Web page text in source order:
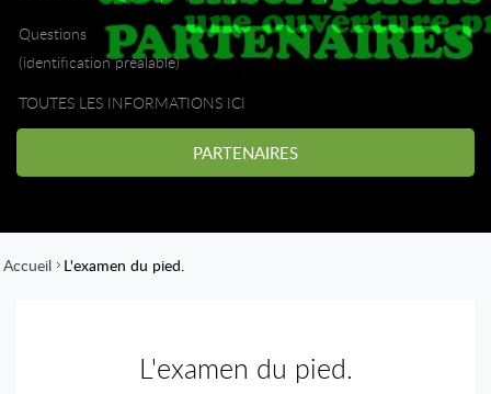
Questions
(identification préalable)
TOUTES LES INFORMATIONS ICI
PARTENAIRES
Accueil L'examen du pied.
L'examen du pied.